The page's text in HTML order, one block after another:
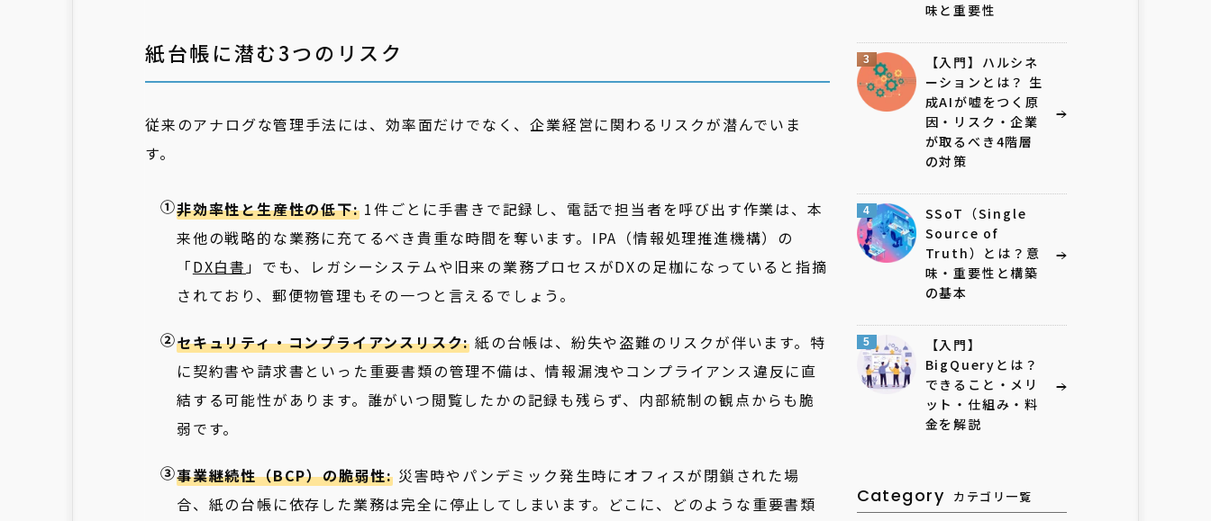
紙台帳に潜む3つのリスク
従来のアナログな管理手法には、効率面だけでなく、企業経営に関わるリスクが潜んでいま
す。
非効率性と生産性の低下:1件ごとに手書きで記録し、電話で担当者を呼び出す作業は、本
来他の戦略的な業務に充てるべき貴重な時間を奪います。IPA（情報処理推進機構）の
「DX白書」でも、レガシーシステムや旧来の業務プロセスがDXの足枷になっていると指摘
されており、郵便物管理もその一つと言えるでしょう。
セキュリティ・コンプライアンスリスク: 紙の台帳は、紛失や盗難のリスクが伴います。特
に契約書や請求書といった重要書類の管理不備は、情報漏洩やコンプライアンス違反に直
結する可能性があります。誰がいつ閲覧したかの記録も残らず、内部統制の観点からも脆
弱です。
事業継続性（BCP）の脆弱性: 災害時やパンデミック発生時にオフィスが閉鎖された場
合、紙の台帳に依存した業務は完全に停止してしまいます。どこに、どのような重要書類
味と重要性
3
【入門】ハルシネ
ーションとは？ 生
成AIが嘘をつく原
因・リスク・企業
が取るべき4階層
の対策
4
SSoT（Single
Source of
Truth）とは？意
味・重要性と構築
の基本
5
【入門】
BigQueryとは？
できること・メリ
ット・仕組み・料
金を解説
Category カテゴリ一覧